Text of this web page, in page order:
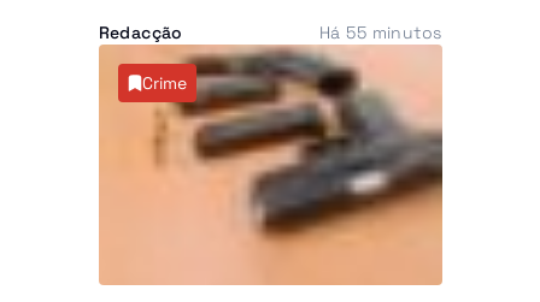
para lançar um apelo directo aos
empossados, sublinhando que o
Executivo espera resultados
concretos na resolução dos
principais problemas do país. No
mesmo dia, o Chefe de Estado
recebeu ainda o embaixador
cessante do Vietname em Angola,
Redacção Há 55 minutos
Crime